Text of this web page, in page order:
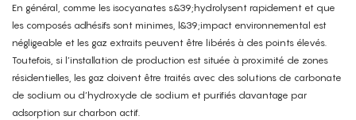
En général, comme les isocyanates s&39;hydrolysent rapidement et que
les composés adhésifs sont minimes, l&39;impact environnemental est
négligeable et les gaz extraits peuvent être libérés à des points élevés.
Toutefois, si l’installation de production est située à proximité de zones
résidentielles, les gaz doivent être traités avec des solutions de carbonate
de sodium ou d’hydroxyde de sodium et purifiés davantage par
adsorption sur charbon actif.